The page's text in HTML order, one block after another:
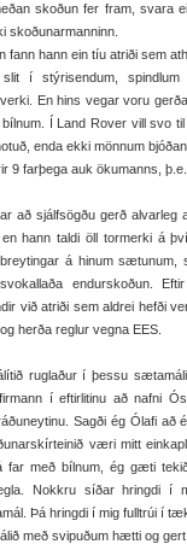
skoðun fer fram, svara
skoðunarmanninn.
fann hann ein tíu atriði sem
í stýrisendum,
En hins vegar voru
Í Land Rover vill svo
enda ekki mönnum
9 farþega auk ökumanns,
að sjálfsögðu gerð
hann taldi öll tormerki á
á hinum
endurskoðun.
við atriði sem aldrei hefði
herða reglur vegna EES.
ruglaður í þessu
í eftirlitinu að nafni
Sagði ég Ólafi
væri mitt
far með bílnum, ég gæti
Nokkru síðar hringdi í
Þá hringdi í mig fulltrúi í
með svipuðum hætti og